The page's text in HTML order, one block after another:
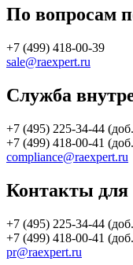
По вопросам
+7 (499) 418-00-39
sale@raexpert.ru
Служба
+7 (495) 225-34-44
+7 (499) 418-00-41
compliance@raexpert.ru
Контакты
+7 (495) 225-34-44
+7 (499) 418-00-41
pr@raexpert.ru